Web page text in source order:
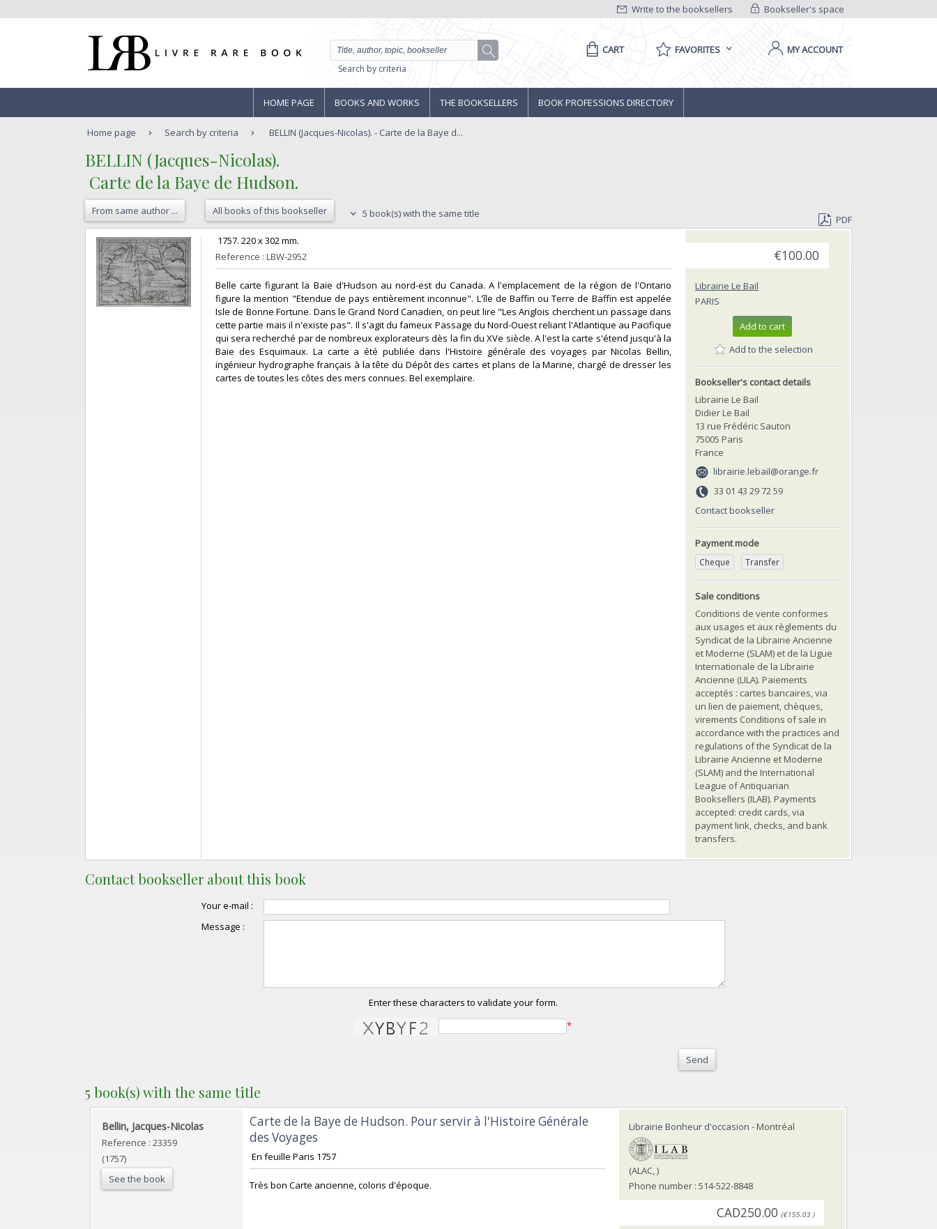
Bookseller's space
Write to the booksellers
Search by criteria
CART FAVORITES MY ACCOUNT
HOME PAGE BOOKS AND WORKS THE BOOKSELLERS BOOK PROFESSIONS DIRECTORY
Home page Search by criteria BELLIN (Jacques-Nicolas). - Carte de la Baye d...
‎BELLIN (Jacques-Nicolas).‎
‎ Carte de la Baye de Hudson.‎
From same author ... All books of this bookseller 5 book(s) with the same title
PDF
‎ 1757. 220 x 302 mm. ‎
Reference : LBW-2952
‎Belle carte figurant la Baie d'Hudson au nord-est du Canada. A l'emplacement de la région de l'Ontario
figure la mention "Etendue de pays entièrement inconnue". L'île de Baffin ou Terre de Baffin est appelée
Isle de Bonne Fortune. Dans le Grand Nord Canadien, on peut lire "Les Anglois cherchent un passage dans
cette partie mais il n'existe pas". Il s'agit du fameux Passage du Nord-Ouest reliant l'Atlantique au Pacifique
qui sera recherché par de nombreux explorateurs dès la fin du XVe siècle. A l'est la carte s'étend jusqu'à la
Baie des Esquimaux. La carte a été publiée dans l'Histoire générale des voyages par Nicolas Bellin,
ingénieur hydrographe français à la tête du Dépôt des cartes et plans de la Marine, chargé de dresser les
cartes de toutes les côtes des mers connues. Bel exemplaire.‎
€100.00
Librairie Le Bail
PARIS
Add to cart
Add to the selection
Bookseller's contact details
Librairie Le Bail
Didier Le Bail
13 rue Frédéric Sauton
75005 Paris
France
librairie.lebail@orange.fr
33 01 43 29 72 59
Contact bookseller
Payment mode
Cheque Transfer
Sale conditions
Conditions de vente conformes
aux usages et aux règlements du
Syndicat de la Librairie Ancienne
et Moderne (SLAM) et de la Ligue
Internationale de la Librairie
Ancienne (LILA). Paiements
acceptés : cartes bancaires, via
un lien de paiement, chèques,
virements Conditions of sale in
accordance with the practices and
regulations of the Syndicat de la
Librairie Ancienne et Moderne
(SLAM) and the International
League of Antiquarian
Booksellers (ILAB). Payments
accepted: credit cards, via
payment link, checks, and bank
transfers.
Contact bookseller about this book
Your e-mail :
Message :
Enter these characters to validate your form.
*
Send
5 book(s) with the same title
‎Bellin, Jacques-Nicolas‎
Reference : 23359
(1757)
See the book
‎Carte de la Baye de Hudson. Pour servir à l'Histoire Générale
des Voyages‎
‎ En feuille Paris 1757 ‎
‎Très bon Carte ancienne, coloris d'époque.‎
Librairie Bonheur d'occasion - Montréal
(ALAC, )
Phone number : 514-522-8848
CAD250.00 (€155.03 )